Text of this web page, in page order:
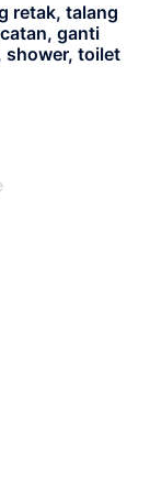
retak, talang
ganti
shower, toilet